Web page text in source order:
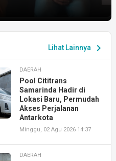
Lihat Lainnya chevron_right
DAERAH
Pool Cititrans
Samarinda Hadir di
Lokasi Baru, Permudah
Akses Perjalanan
Antarkota
Minggu, 02 Agu 2026 14:37
DAERAH